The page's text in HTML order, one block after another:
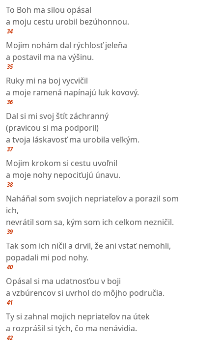
To Boh ma silou opásal
a moju cestu urobil bezúhonnou.
34
Mojim nohám dal rýchlosť jeleňa
a postavil ma na výšinu.
35
Ruky mi na boj vycvičil
a moje ramená napínajú luk kovový.
36
Dal si mi svoj štít záchranný
(pravicou si ma podporil)
a tvoja láskavosť ma urobila veľkým.
37
Mojim krokom si cestu uvoľnil
a moje nohy nepociťujú únavu.
38
Naháňal som svojich nepriateľov a porazil som
ich,
nevrátil som sa, kým som ich celkom nezničil.
39
Tak som ich ničil a drvil, že ani vstať nemohli,
popadali mi pod nohy.
40
Opásal si ma udatnosťou v boji
a vzbúrencov si uvrhol do môjho područia.
41
Ty si zahnal mojich nepriateľov na útek
a rozprášil si tých, čo ma nenávidia.
42